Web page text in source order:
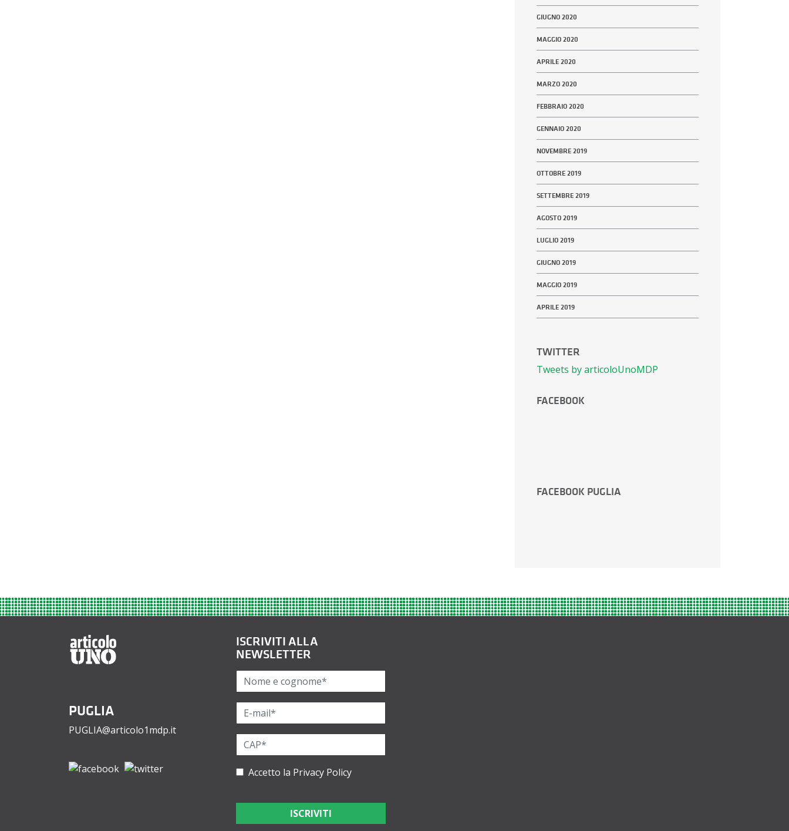
GIUGNO 2020
MAGGIO 2020
APRILE 2020
MARZO 2020
FEBBRAIO 2020
GENNAIO 2020
NOVEMBRE 2019
OTTOBRE 2019
SETTEMBRE 2019
AGOSTO 2019
LUGLIO 2019
GIUGNO 2019
MAGGIO 2019
APRILE 2019
TWITTER
Tweets by articoloUnoMDP
FACEBOOK
FACEBOOK PUGLIA
PUGLIA
PUGLIA@articolo1mdp.it
ISCRIVITI ALLA
NEWSLETTER
Accetto la Privacy Policy